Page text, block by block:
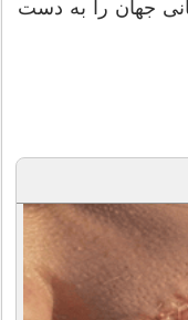
جهان را به دست